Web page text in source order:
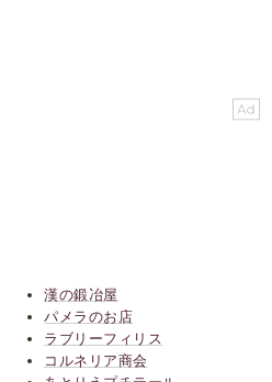
漢の鍛冶屋
パメラのお店
ラブリーフィリス
コルネリア商会